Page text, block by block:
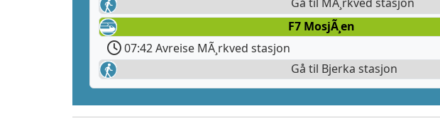
F7 MosjÃ¸en
07:42 Avreise MÃ¸rkved stasjon
Gå til Bjerka stasjon